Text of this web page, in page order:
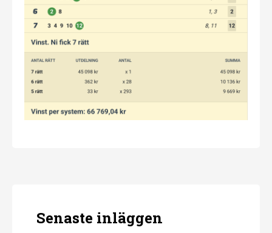
Senaste inläggen